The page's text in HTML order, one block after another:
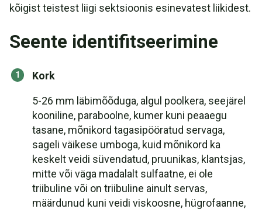
kõigist teistest liigi sektsioonis esinevatest liikidest.
Seente identifitseerimine
Kork
5-26 mm läbimõõduga, algul poolkera, seejärel
kooniline, paraboolne, kumer kuni peaaegu
tasane, mõnikord tagasipööratud servaga,
sageli väikese umboga, kuid mõnikord ka
keskelt veidi süvendatud, pruunikas, klantsjas,
mitte või väga madalalt sulfaatne, ei ole
triibuline või on triibuline ainult servas,
määrdunud kuni veidi viskoosne, hügrofaanne,